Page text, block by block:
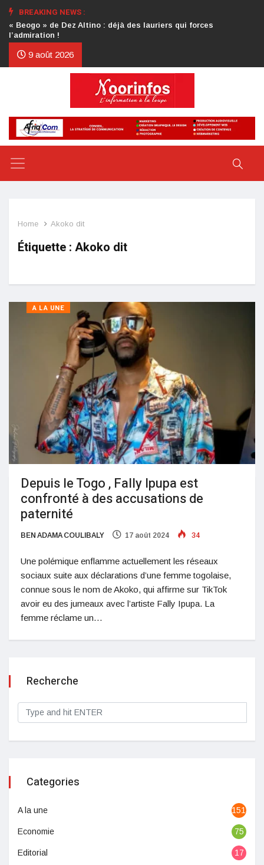
BREAKING NEWS :
Crise au CDP : l’authentification de la lettre du président
d’honneur toujours attendue
9 août 2026
Home Akoko dit
Étiquette : Akoko dit
A LA UNE
Depuis le Togo , Fally Ipupa est
confronté à des accusations de
paternité
BEN ADAMA COULIBALY 17 août 2024 34
Une polémique enflamme actuellement les réseaux
sociaux suite aux déclarations d’une femme togolaise,
connue sous le nom de Akoko, qui affirme sur TikTok
avoir eu des jumeaux avec l’artiste Fally Ipupa. La
femme réclame un…
Recherche
Categories
A la une 1513
Economie 75
Editorial 17